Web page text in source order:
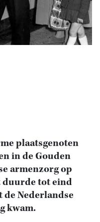
plaatsgenoten
in de Gouden
armenzorg op
duurde tot eind
Nederlandse
kwam.